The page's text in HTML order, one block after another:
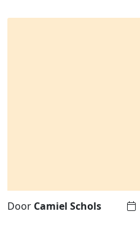
Door Camiel Schols